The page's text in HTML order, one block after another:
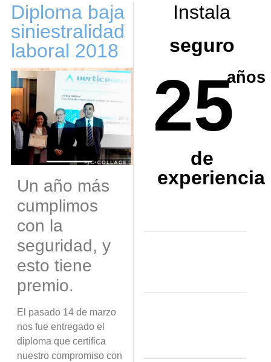
Diploma baja
siniestralidad
laboral 2018
Un año más
cumplimos
con la
seguridad, y
esto tiene
premio.
El pasado 14 de marzo
nos fue entregado el
diploma que certifica
nuestro compromiso con
Instala
seguro
25años
de
experiencia